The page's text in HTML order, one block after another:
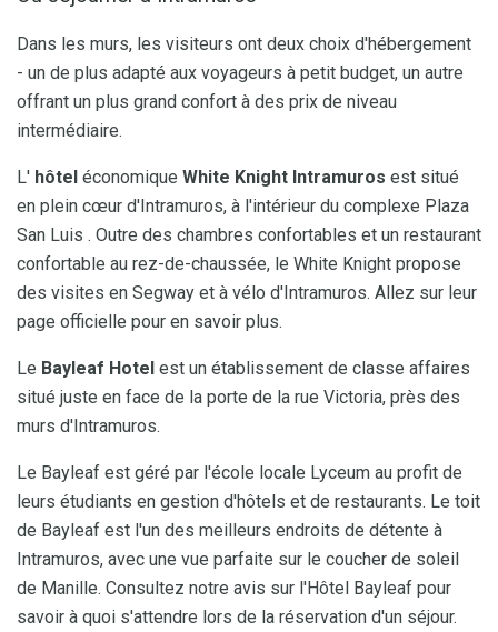
Dans les murs, les visiteurs ont deux choix d'hébergement
- un de plus adapté aux voyageurs à petit budget, un autre
offrant un plus grand confort à des prix de niveau
intermédiaire.
L' hôtel économique White Knight Intramuros est situé
en plein cœur d'Intramuros, à l'intérieur du complexe Plaza
San Luis . Outre des chambres confortables et un restaurant
confortable au rez-de-chaussée, le White Knight propose
des visites en Segway et à vélo d'Intramuros. Allez sur leur
page officielle pour en savoir plus.
Le Bayleaf Hotel est un établissement de classe affaires
situé juste en face de la porte de la rue Victoria, près des
murs d'Intramuros.
Le Bayleaf est géré par l'école locale Lyceum au profit de
leurs étudiants en gestion d'hôtels et de restaurants. Le toit
de Bayleaf est l'un des meilleurs endroits de détente à
Intramuros, avec une vue parfaite sur le coucher de soleil
de Manille. Consultez notre avis sur l'Hôtel Bayleaf pour
savoir à quoi s'attendre lors de la réservation d'un séjour.